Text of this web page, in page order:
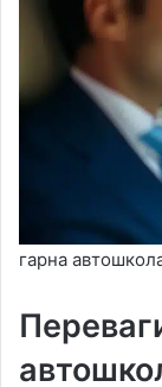
гарна